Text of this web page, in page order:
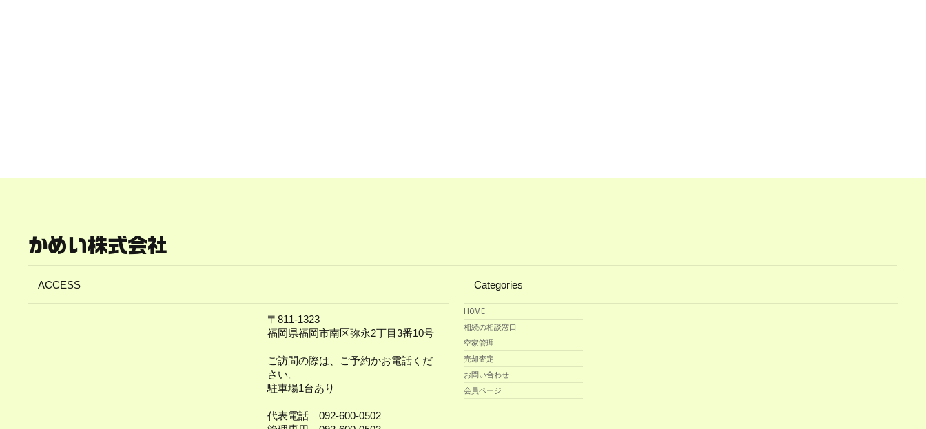
かめい株式会社
Categories
HOME
相続の相談窓口
空家管理
売却査定
お問い合わせ
会員ページ
ACCESS
〒811-1323
福岡県福岡市南区弥永2丁目3番10号
​ご訪問の際は、ご予約かお電話くだ
さい。
駐車場1台あり
代表電話 092-600-0502